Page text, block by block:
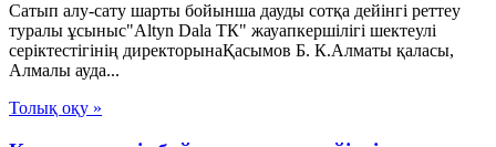
Сатып алу-сату шарты бойынша дауды сотқа дейінгі реттеу
туралы ұсыныс"Altyn Dala ТК" жауапкершілігі шектеулі
серіктестігінің директорынаҚасымов Б. К.Алматы қаласы,
Алмалы ауда...
Толық оқу »